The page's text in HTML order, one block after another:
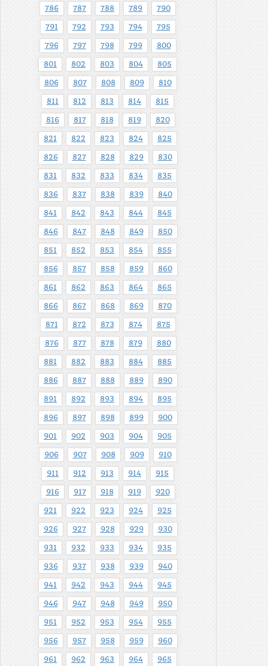
786 787 788 789 790
791 792 793 794 795
796 797 798 799 800
801 802 803 804 805
806 807 808 809 810
811 812 813 814 815
816 817 818 819 820
821 822 823 824 825
826 827 828 829 830
831 832 833 834 835
836 837 838 839 840
841 842 843 844 845
846 847 848 849 850
851 852 853 854 855
856 857 858 859 860
861 862 863 864 865
866 867 868 869 870
871 872 873 874 875
876 877 878 879 880
881 882 883 884 885
886 887 888 889 890
891 892 893 894 895
896 897 898 899 900
901 902 903 904 905
906 907 908 909 910
911 912 913 914 915
916 917 918 919 920
921 922 923 924 925
926 927 928 929 930
931 932 933 934 935
936 937 938 939 940
941 942 943 944 945
946 947 948 949 950
951 952 953 954 955
956 957 958 959 960
961 962 963 964 965